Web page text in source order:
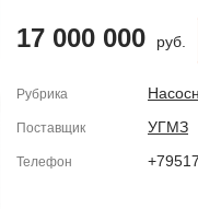
17 000 000 руб.
Рубрика
Поставщик УГМЗ
Телефон